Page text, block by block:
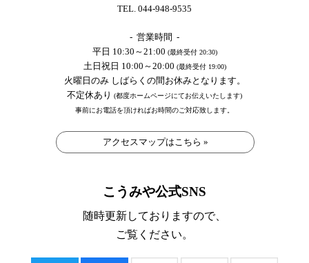
TEL. 044-948-9535
- 営業時間 -
平日 10:30～21:00 (最終受付 20:30)
土日祝日 10:00～20:00 (最終受付 19:00)
火曜日のみ しばらくの間お休みとなります。
不定休あり (都度ホームページにてお伝えいたします)
事前にお電話を頂ければお時間のご対応致します。
アクセスマップはこちら »
こうみや公式SNS
随時更新しておりますので、
ご覧ください。